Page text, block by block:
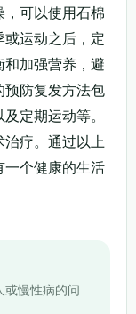
可以使用石棉
运动之后，定
加强营养，避
预防复发方法包
定期运动等。
疗。通过以上
个健康的生活
或慢性病的问